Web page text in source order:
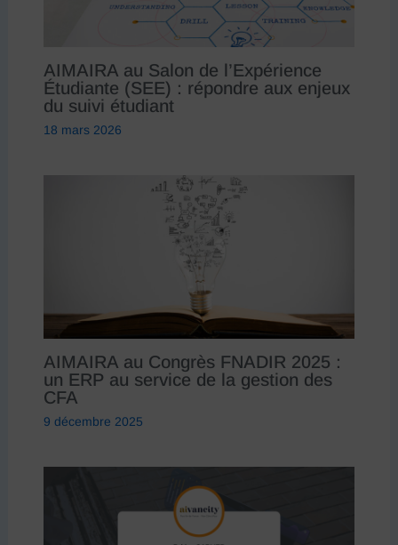
AIMAIRA au Salon de l’Expérience
Étudiante (SEE) : répondre aux enjeux
du suivi étudiant
18 mars 2026
AIMAIRA au Congrès FNADIR 2025 :
un ERP au service de la gestion des
CFA
9 décembre 2025